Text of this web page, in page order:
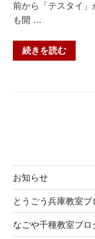
に
い
て”
前から「テスタイ」
も開 …
“「テ
ス
し
た！”
の
続きを読む
ペ
ー
ジ
送
り
お知らせ
とうごう兵庫教室ブ
なごや千種教室ブロ